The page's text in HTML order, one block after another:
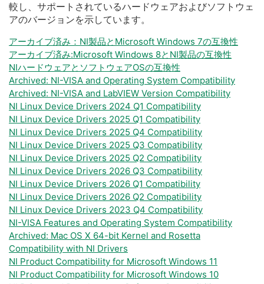
較 し、 サポート されているハードウェアおよびソフトウェ
アのバージョンを示してい ます。
アーカイブ済み：NI製品とMicrosoft Windows 7の互換性
アーカイブ済み:Microsoft Windows 8とNI製品の互換性
NIハードウェアとソフトウェアOSの互換性
Archived: NI-VISA and Operating System Compatibility
Archived: NI-VISA and LabVIEW Version Compatibility
NI Linux Device Drivers 2024 Q1 Compatibility
NI Linux Device Drivers 2025 Q1 Compatibility
NI Linux Device Drivers 2025 Q4 Compatibility
NI Linux Device Drivers 2025 Q3 Compatibility
NI Linux Device Drivers 2025 Q2 Compatibility
NI Linux Device Drivers 2026 Q3 Compatibility
NI Linux Device Drivers 2026 Q1 Compatibility
NI Linux Device Drivers 2026 Q2 Compatibility
NI Linux Device Drivers 2023 Q4 Compatibility
NI-VISA Features and Operating System Compatibility
Archived: Mac OS X 64-bit Kernel and Rosetta
Compatibility with NI Drivers
NI Product Compatibility for Microsoft Windows 11
NI Product Compatibility for Microsoft Windows 10